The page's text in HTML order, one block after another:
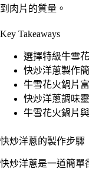
到肉片的質量。
Key Takeaways
選擇特級牛雪
快炒洋蔥製作
牛雪花火鍋片
快炒洋蔥調味
牛雪花火鍋片
快炒洋蔥的製作步驟
快炒洋蔥是一道簡單